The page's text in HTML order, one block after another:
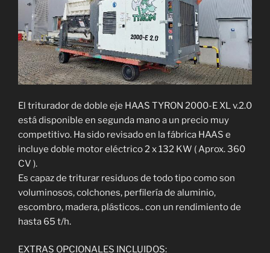
El triturador de doble eje HAAS TYRON 2000-E XL v.2.0
está disponible en segunda mano a un precio muy
competitivo. Ha sido revisado en la fábrica HAAS e
incluye doble motor eléctrico 2 x 132 KW ( Aprox. 360
CV ).
Es capaz de triturar residuos de todo tipo como son
voluminosos, colchones, perfilería de aluminio,
escombro, madera, plásticos.. con un rendimiento de
hasta 65 t/h.
EXTRAS OPCIONALES INCLUIDOS: